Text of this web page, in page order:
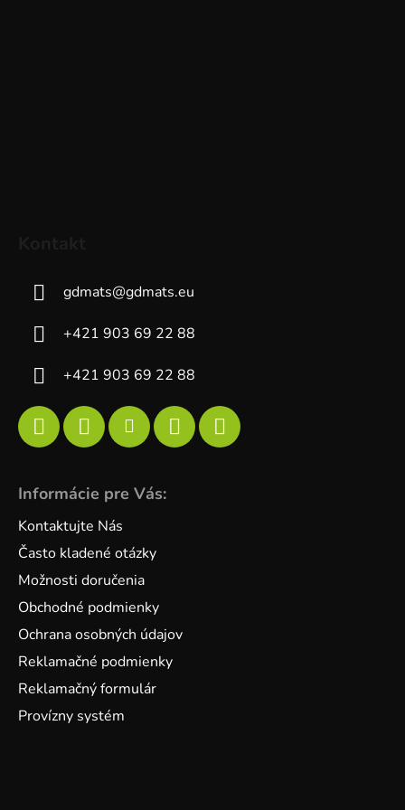
gdmats@gdmats.eu
+421 903 69 22 88
+421 903 69 22 88
Informácie pre Vás:
Kontaktujte Nás
Často kladené otázky
Možnosti doručenia
Obchodné podmienky
Ochrana osobných údajov
Reklamačné podmienky
Reklamačný formulár
Provízny systém